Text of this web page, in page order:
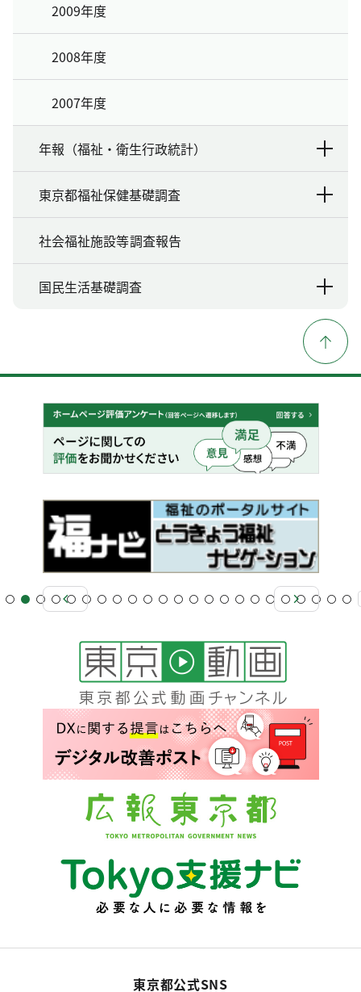
2009年度
2008年度
2007年度
年報（福祉・衛生行政統計）
東京都福祉保健基礎調査
社会福祉施設等調査報告
国民生活基礎調査
東京都公式SNS